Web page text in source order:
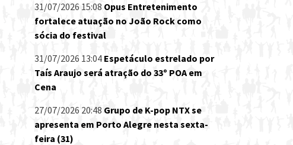
31/07/2026 15:08 Opus Entretenimento
fortalece atuação no João Rock como
sócia do festival
31/07/2026 13:04 Espetáculo estrelado por
Taís Araujo será atração do 33º POA em
Cena
27/07/2026 20:48 Grupo de K-pop NTX se
apresenta em Porto Alegre nesta sexta-
feira (31)